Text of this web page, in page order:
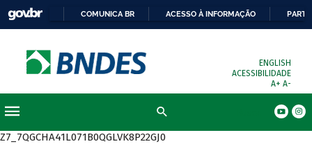
COMUNICA BR ACESSO À INFORMAÇÃO
ENGLISH
ACESSIBILIDADE
A+ A-
Z7_7QGCHA41L071B0QGLVK8P22GJ0